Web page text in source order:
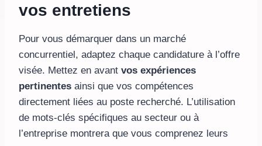
vos entretiens
Pour vous démarquer dans un marché
concurrentiel, adaptez chaque candidature à l’offre
visée. Mettez en avant vos expériences
pertinentes ainsi que vos compétences
directement liées au poste recherché. L’utilisation
de mots-clés spécifiques au secteur ou à
l’entreprise montrera que vous comprenez leurs